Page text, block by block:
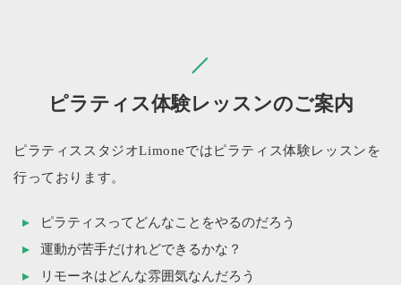
ピラティス体験レッスンのご案内
ピラティススタジオLimoneではピラティス体験レッスンを
行っております。
ピラティスってどんなことをやるのだろう
運動が苦手だけれどできるかな？
リモーネはどんな雰囲気なんだろう